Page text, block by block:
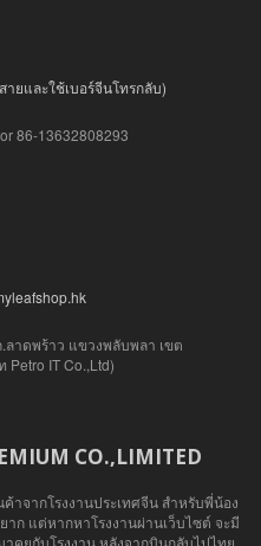
ยและใช้เบอร์จีนโทรกลับ)
86-13632808293
ลาดพร้าว แขวงพลับพลา เขต
Petro IT Co.,Ltd)
CO.,LIMITED
จากโรงงานประเทศจีน สำหรับพี่น้อง
ก แต่หากหาโรงงานผ่านเว็บไซต์ จะมี
คุยกับโรงงาน หลังจากบินกลับไปไทย